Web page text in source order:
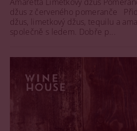
džus z červeného pomeranče
džus, limetkový džus, tequilu a
společně s ledem. Dobře p...